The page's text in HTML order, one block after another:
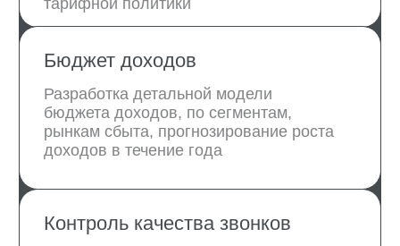
продажи
Координатор
Елена Карпишена Даниил Мануков